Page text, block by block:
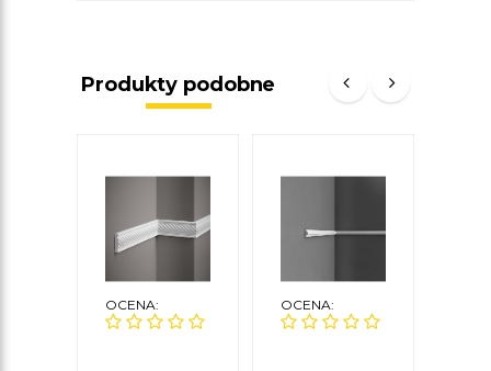
Produkty podobne
OCENA: OCENA: